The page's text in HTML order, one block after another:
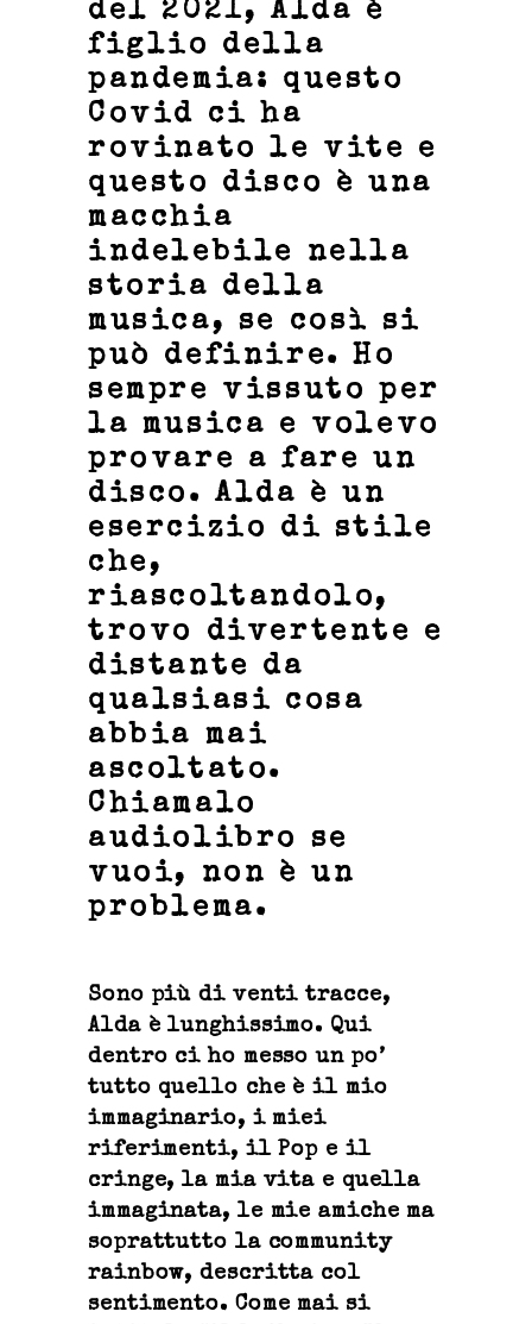
del 2021, Alda è
figlio della
pandemia: questo
Covid ci ha
rovinato le vite e
questo disco è una
macchia
indelebile nella
storia della
musica, se così si
può definire. Ho
sempre vissuto per
la musica e volevo
provare a fare un
disco. Alda è un
esercizio di stile
che,
riascoltandolo,
trovo divertente e
distante da
qualsiasi cosa
abbia mai
ascoltato.
Chiamalo
audiolibro se
vuoi, non è un
problema.
Sono più di venti tracce,
Alda è lunghissimo. Qui
dentro ci ho messo un po’
tutto quello che è il mio
immaginario, i miei
riferimenti, il Pop e il
cringe, la mia vita e quella
immaginata, le mie amiche ma
soprattutto la community
rainbow, descritta col
sentimento. Come mai si